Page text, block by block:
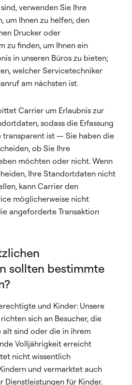
verwenden Sie Ihre
um Ihnen zu helfen, den
Drucker oder
zu finden, um Ihnen ein
in unseren Büros zu bieten;
welcher Servicetechniker
am nächsten ist.
Carrier um Erlaubnis zur
sodass die Erfassung
transparent ist — Sie haben die
ob Sie Ihre
möchten oder nicht. Wenn
Ihre Standortdaten nicht
kann Carrier den
möglicherweise nicht
angeforderte Transaktion
sollten bestimmte
und Kinder: Unsere
sich an Besucher, die
alt sind oder die in ihrem
Volljährigkeit erreicht
nicht wissentlich
und vermarktet auch
Dienstleistungen für Kinder.